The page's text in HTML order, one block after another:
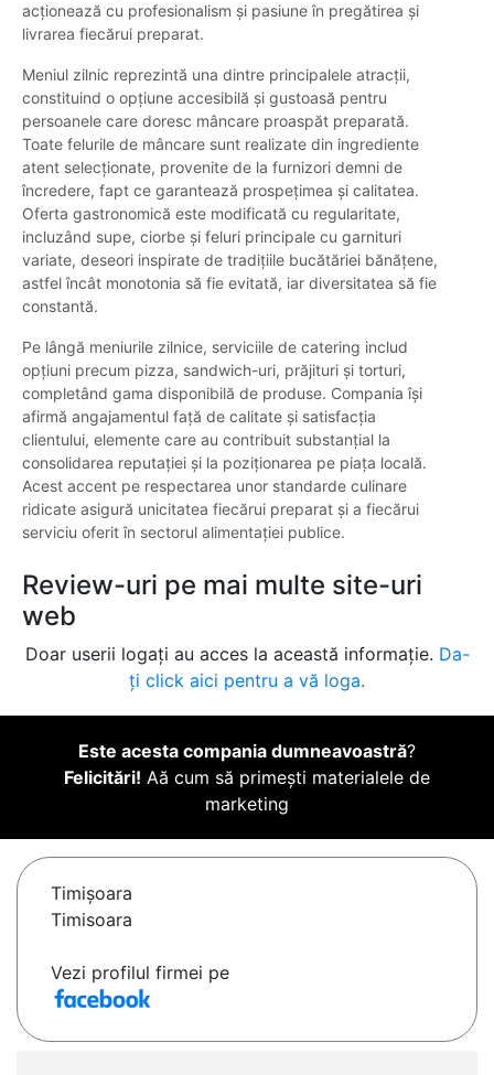
acționează cu profesionalism și pasiune în pregătirea și
livrarea fiecărui preparat.
Meniul zilnic reprezintă una dintre principalele atracții,
constituind o opțiune accesibilă și gustoasă pentru
persoanele care doresc mâncare proaspăt preparată.
Toate felurile de mâncare sunt realizate din ingrediente
atent selecționate, provenite de la furnizori demni de
încredere, fapt ce garantează prospețimea și calitatea.
Oferta gastronomică este modificată cu regularitate,
incluzând supe, ciorbe și feluri principale cu garnituri
variate, deseori inspirate de tradițiile bucătăriei bănățene,
astfel încât monotonia să fie evitată, iar diversitatea să fie
constantă.
Pe lângă meniurile zilnice, serviciile de catering includ
opțiuni precum pizza, sandwich-uri, prăjituri și torturi,
completând gama disponibilă de produse. Compania își
afirmă angajamentul față de calitate și satisfacția
clientului, elemente care au contribuit substanțial la
consolidarea reputației și la poziționarea pe piața locală.
Acest accent pe respectarea unor standarde culinare
ridicate asigură unicitatea fiecărui preparat și a fiecărui
serviciu oferit în sectorul alimentației publice.
Review-uri pe mai multe site-uri
web
Doar userii logați au acces la această informație. Da-
ți click aici pentru a vă loga.
Este acesta compania dumneavoastră?
Felicitări! Aă cum să primești materialele de
marketing
Timişoara
Timisoara
Vezi profilul firmei pe